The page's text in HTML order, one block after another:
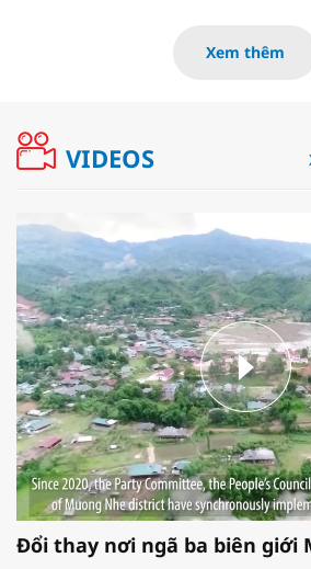
Xem thêm
VIDEOS
Đổi thay nơi ngã ba biên giới